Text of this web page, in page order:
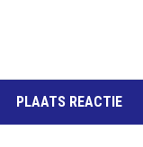
PLAATS REACTIE